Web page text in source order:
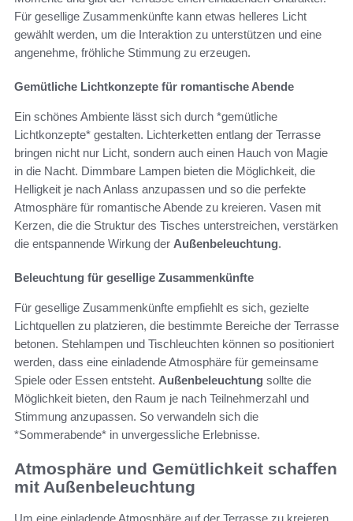
Für gesellige Zusammenkünfte kann etwas helleres Licht
gewählt werden, um die Interaktion zu unterstützen und eine
angenehme, fröhliche Stimmung zu erzeugen.
Gemütliche Lichtkonzepte für romantische Abende
Ein schönes Ambiente lässt sich durch *gemütliche
Lichtkonzepte* gestalten. Lichterketten entlang der Terrasse
bringen nicht nur Licht, sondern auch einen Hauch von Magie
in die Nacht. Dimmbare Lampen bieten die Möglichkeit, die
Helligkeit je nach Anlass anzupassen und so die perfekte
Atmosphäre für romantische Abende zu kreieren. Vasen mit
Kerzen, die die Struktur des Tisches unterstreichen, verstärken
die entspannende Wirkung der Außenbeleuchtung.
Beleuchtung für gesellige Zusammenkünfte
Für gesellige Zusammenkünfte empfiehlt es sich, gezielte
Lichtquellen zu platzieren, die bestimmte Bereiche der Terrasse
betonen. Stehlampen und Tischleuchten können so positioniert
werden, dass eine einladende Atmosphäre für gemeinsame
Spiele oder Essen entsteht. Außenbeleuchtung sollte die
Möglichkeit bieten, den Raum je nach Teilnehmerzahl und
Stimmung anzupassen. So verwandeln sich die
*Sommerabende* in unvergessliche Erlebnisse.
Atmosphäre und Gemütlichkeit schaffen
mit Außenbeleuchtung
Um eine einladende Atmosphäre auf der Terrasse zu kreieren,